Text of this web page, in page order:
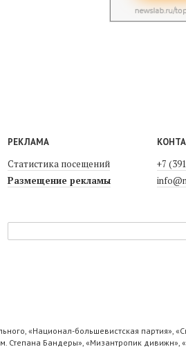
РЕКЛАМА
Статистика посещений
Размещение рекламы
+7
«Национал-большевистская партия»,
Степана Бандеры», «Мизантропик дивижн»,